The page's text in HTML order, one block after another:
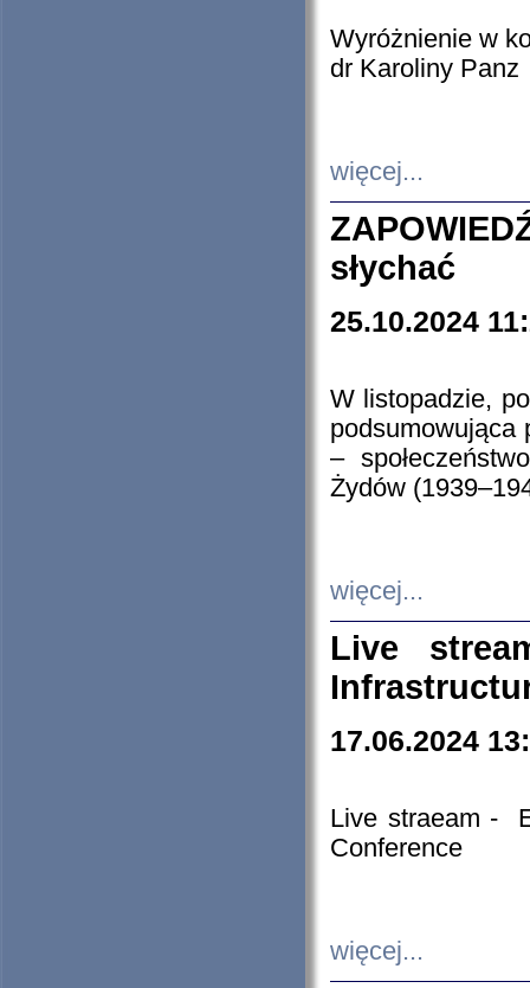
Wyróżnienie w
dr Karoliny Panz
więcej...
słychać
25.10.2024
W listopadzie,
podsumowująca
–
Żydów
więcej...
Live
17.06.2024
Live straeam -
Conference
więcej...